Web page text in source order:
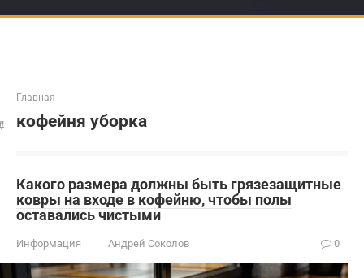
Главная
кофейня уборка
Какого размера должны быть грязезащитные
ковры на входе в кофейню, чтобы полы
оставались чистыми
Информация Андрей Соколов 0